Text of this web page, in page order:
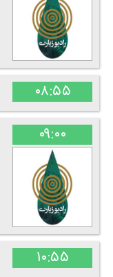
۰۸:۵۵
۰۹:۰۰
۱۰:۵۵